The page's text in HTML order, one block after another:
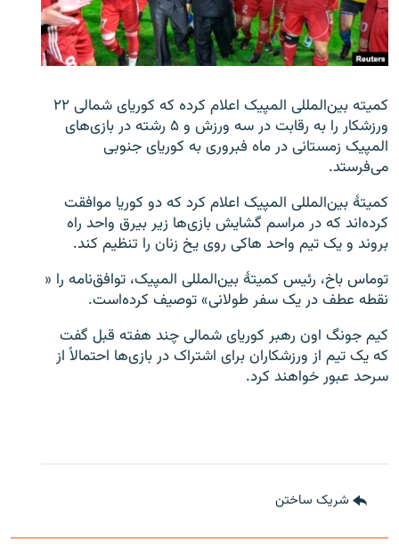
تماس
صفحه پشتو
Azadi English
به ما بپیوندید
همۀ سایت‌های رادیو آزادی/ رادیو اروپای آزاد
کمیته بین‌المللی المپیک اعلام کرده که کوریای شمالی ۲۲
ورزشکار را به رقابت در سه ورزش و ۵ رشته در بازی‌های
المپیک زمستانی در ماه فبروری به کوریای جنوبی
می‌فرستد.
کمیتۀ بین‌المللی المپیک اعلام کرد که دو کوریا موافقت
کرده‌اند که در مراسم گشایش بازی‌ها زیر بیرق واحد راه
بروند و یک تیم واحد هاکی روی یخ زنان را تنظیم کند.
توماس باخ، رئیس کمیتۀ بین‌المللی المپیک، توافق‌نامه را «
نقطه عطف در یک سفر طولانی» توصیف کرده‌است.
کیم جونگ اون رهبر کوریای شمالی چند هفته قبل گفت
که یک تیم از ورزشکاران برای اشتراک در بازی‌ها احتمالاً از
سرحد عبور خواهند کرد.
شریک ساختن